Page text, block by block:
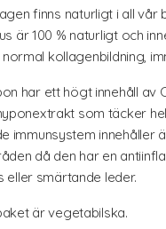
finns naturligt i all
är 100 % naturligt och
normal kollagenbildning,
har ett högt innehåll av
som täcker
immunsystem innehåller
då den har en
eller smärtande leder.
är vegetabilska.